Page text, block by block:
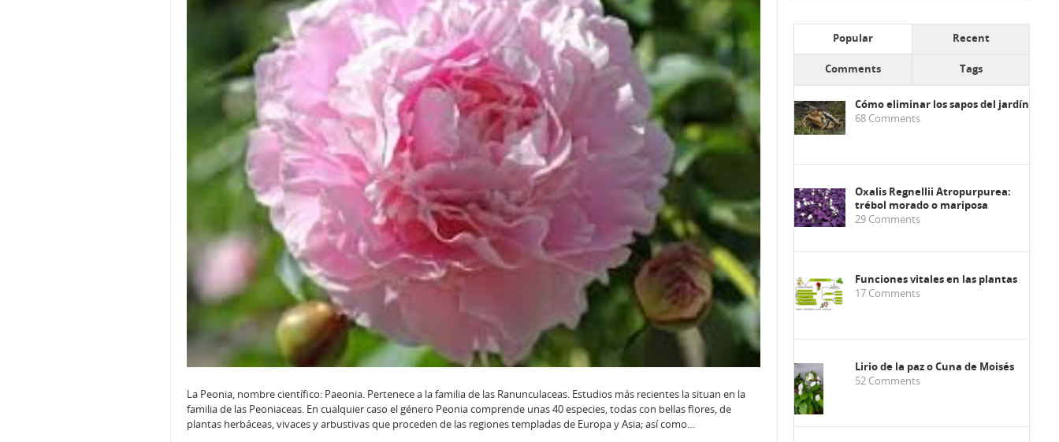
La Peonia, nombre científico: Paeonia. Pertenece a la familia de las Ranunculaceas. Estudios más recientes la situan en la
familia de las Peoniaceas. En cualquier caso el género Peonia comprende unas 40 especies, todas con bellas flores, de
plantas herbáceas, vivaces y arbustivas que proceden de las regiones templadas de Europa y Asia; así­ como…
Popular Recent
Comments Tags
Cómo eliminar los sapos del jardín
68 Comments
Oxalis Regnellii Atropurpurea:
trébol morado o mariposa
29 Comments
Funciones vitales en las plantas
17 Comments
Lirio de la paz o Cuna de Moisés
52 Comments